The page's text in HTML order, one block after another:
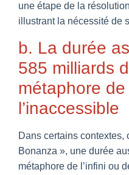
une étape de la
illustrant la nécessité de
b. La durée
585 milliards
métaphore de
l’inaccessible
Dans certains contextes,
Bonanza », une durée
métaphore de l’infini ou